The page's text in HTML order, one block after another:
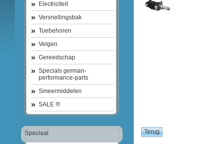
Electriciteit
Versnellingsbak
Toebehoren
Velgen
Gereedschap
Specials german-
performance-parts
Smeermiddelen
SALE !!!
Speciaal